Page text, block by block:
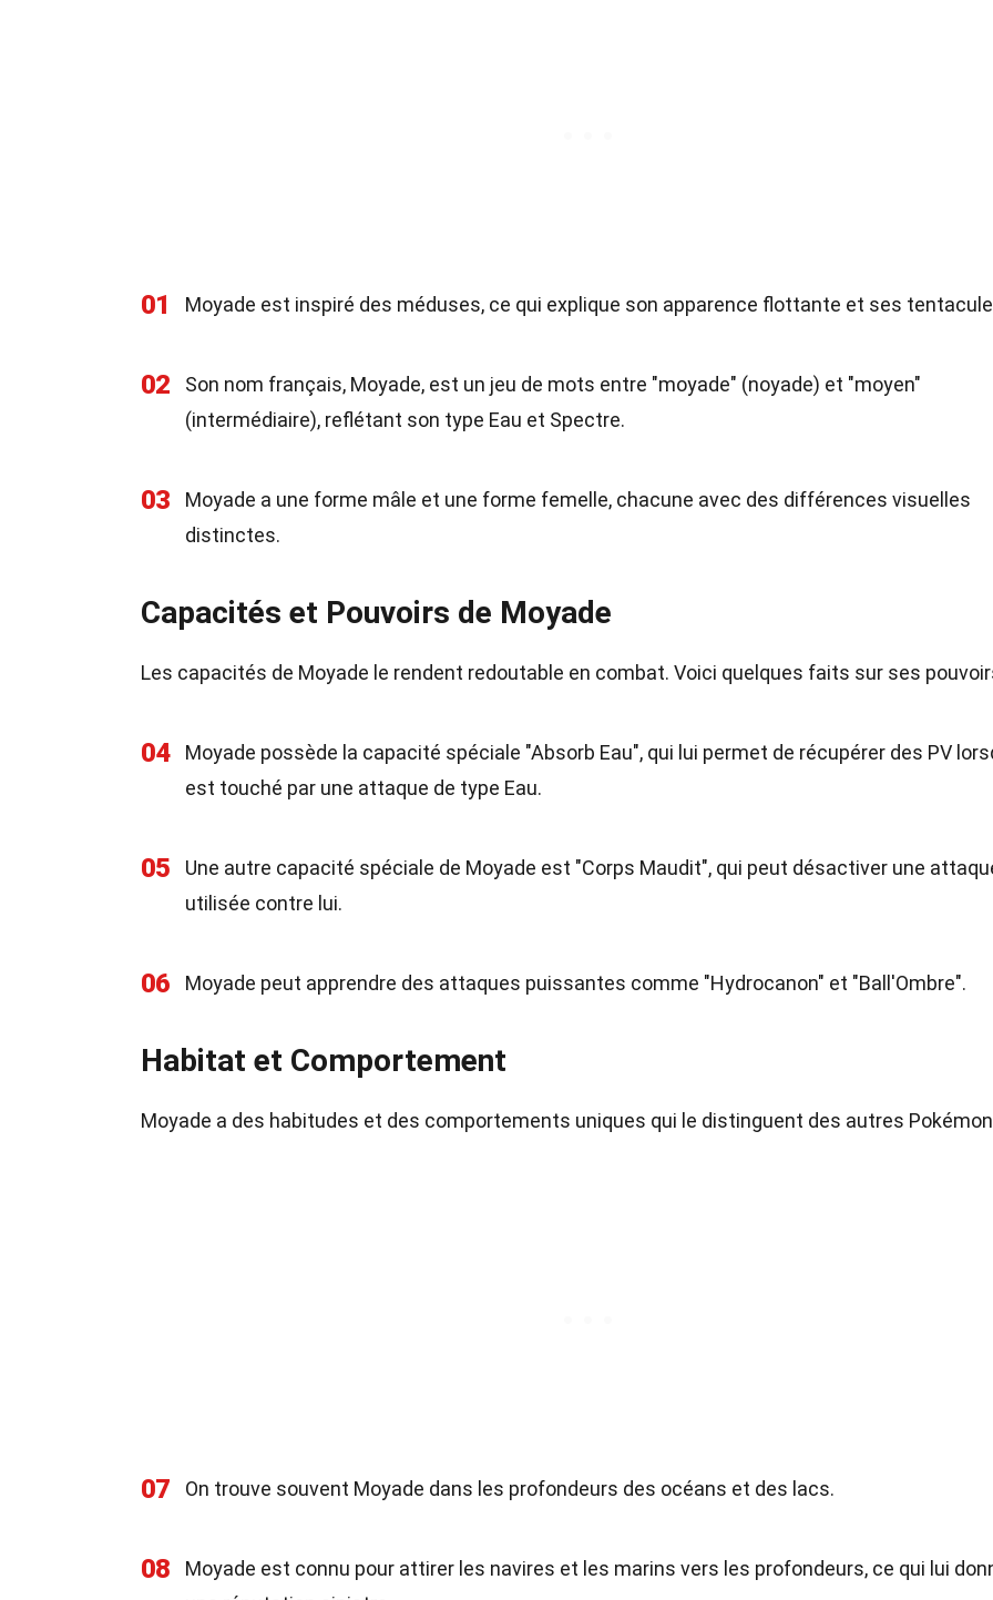
01 Moyade est inspiré des méduses, ce qui explique son apparence flottante et ses
02
Son nom français, Moyade, est un jeu de mots entre "moyade" (noyade) et "moyen"
(intermédiaire), reflétant son type Eau et Spectre.
03
Moyade a une forme mâle et une forme femelle, chacune avec des différences visuelles
distinctes.
Capacités et Pouvoirs de Moyade
Les capacités de Moyade le rendent redoutable en combat. Voici quelques faits sur ses
04
Moyade possède la capacité spéciale "Absorb Eau", qui lui permet de récupérer des PV
est touché par une attaque de type Eau.
05
Une autre capacité spéciale de Moyade est "Corps Maudit", qui peut désactiver une
utilisée contre lui.
06 Moyade peut apprendre des attaques puissantes comme "Hydrocanon" et "Ball'Ombre".
Habitat et Comportement
Moyade a des habitudes et des comportements uniques qui le distinguent des autres
07 On trouve souvent Moyade dans les profondeurs des océans et des lacs.
08
Moyade est connu pour attirer les navires et les marins vers les profondeurs, ce qui lui